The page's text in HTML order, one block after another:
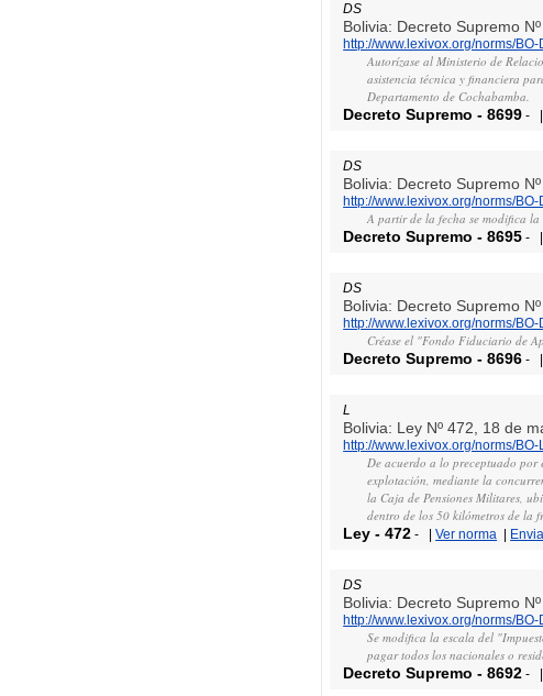
DS
Bolivia: Decreto Supremo
http://www.lexivox.org/norms/BO-
Autorízase al Ministerio de
asistencia técnica y financiera
Departamento de Cochabamba.
Decreto Supremo -8699 -
DS
Bolivia: Decreto Supremo
http://www.lexivox.org/norms/BO-
A partir de la fecha se modifica
Decreto Supremo -8695 -
DS
Bolivia: Decreto Supremo
http://www.lexivox.org/norms/BO-
Créase el "Fondo Fiduciario de
Decreto Supremo -8696 -
L
Bolivia: Ley Nº 472, 18 de
http://www.lexivox.org/norms/BO-
De acuerdo a lo preceptuado
explotación, mediante la
la Caja de Pensiones Militares,
dentro de los 50 kilómetros de la
Ley -472 - |Ver norma
DS
Bolivia: Decreto Supremo
http://www.lexivox.org/norms/BO-
Se modifica la escala del
pagar todos los nacionales o
Decreto Supremo -8692 -